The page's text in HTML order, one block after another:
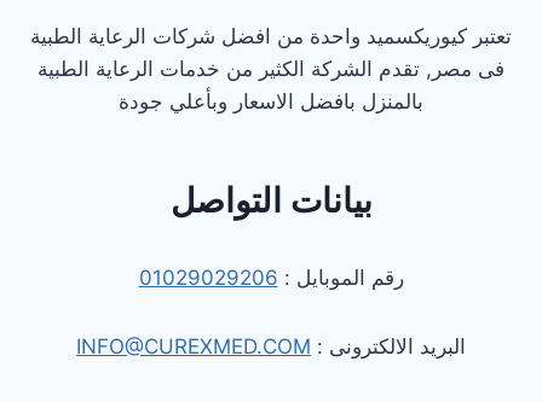
تعتبر كيوريكسميد واحدة من افضل شركات الرعاية الطبية
فى مصر, تقدم الشركة الكثير من خدمات الرعاية الطبية
بالمنزل بافضل الاسعار وبأعلي جودة
بيانات التواصل
رقم الموبايل : 01029029206
البريد الالكترونى : INFO@CUREXMED.COM